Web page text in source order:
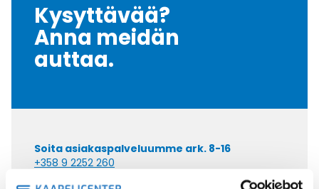
Kysyttävää?
Anna meidän
auttaa.
Soita asiakaspalveluumme ark. 8-16
+358 9 2252 260